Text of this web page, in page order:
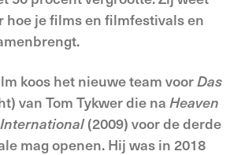
hoe je films en filmfestivals en
koos het nieuwe team voorDas
van Tom Tykwer die na Heaven
(2009) voor de derde
mag openen. Hij was in 2018